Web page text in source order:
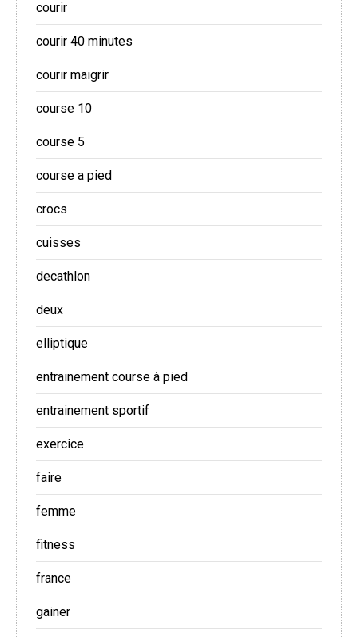
courir
courir 40 minutes
courir maigrir
course 10
course 5
course a pied
crocs
cuisses
decathlon
deux
elliptique
entrainement course à pied
entrainement sportif
exercice
faire
femme
fitness
france
gainer